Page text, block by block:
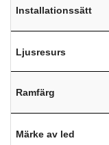
Installationssätt
Ljusresurs
Ramfärg
Märke av led